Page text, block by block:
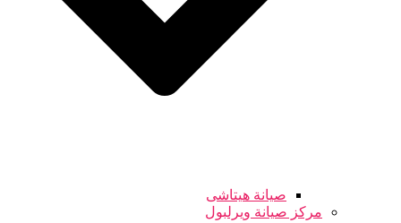
صيانة هيتاشى
مركز صيانة ويرلبول